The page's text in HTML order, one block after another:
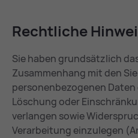
Recht­li­che
Sie haben grundsätzlich
Zusammenhang mit den
personenbezogenen
Löschung oder
verlangen sowie
Verarbeitung einzulegen